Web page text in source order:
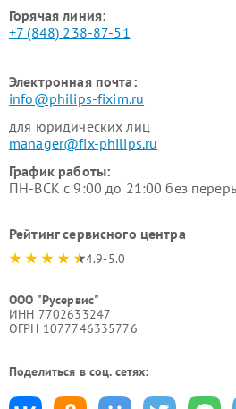
Горячая линия:
+7 (848) 238-87-51
Электронная почта:
info@philips-fixim.ru
для юридических лиц
manager@fix-philips.ru
График работы:
ПН-ВСК с 9:00 до 21:00 без
Рейтинг сервисного центра
4.9-5.0
ООО "Русервис"
ИНН 7702633247
ОГРН 1077746335776
Поделиться в соц. сетях: